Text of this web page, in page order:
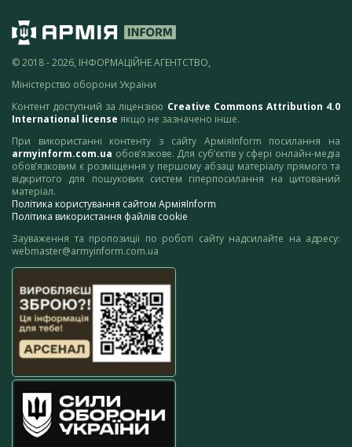
© 2018 - 2026, ІНФОРМАЦІЙНЕ АГЕНТСТВО,
Міністерство оборони України
Контент доступний за ліцензією Creative Commons Attribution 4.0
International license якщо не зазначено інше.
При використанні контенту з сайту АрміяInform посилання на
armyinform.com.ua обов’язкове. Для суб’єктів у сфері онлайн-медіа
обов’язковим є розміщення у першому абзаці матеріалу прямого та
відкритого для пошукових систем гіперпосилання на цитований
матеріал.
Політика користування сайтом АрміяInform
Політика використання файлів cookie
Зауваження та пропозиції по роботі сайту надсилайте на адресу:
webmaster@armyinform.com.ua